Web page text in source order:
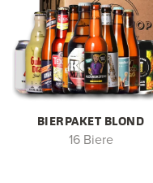
BIERPAKET BLOND
16 Biere